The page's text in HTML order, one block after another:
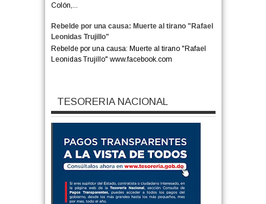
Colón,...
Rebelde por una causa: Muerte al tirano "Rafael
Leonidas Trujillo"
Rebelde por una causa: Muerte al tirano "Rafael
Leonidas Trujillo" www.facebook.com
TESORERIA NACIONAL